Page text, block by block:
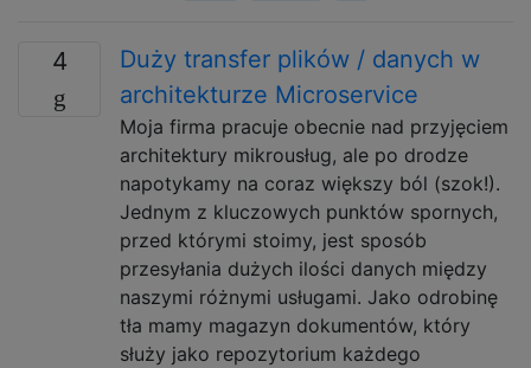
4
Duży transfer plików / danych w
architekturze Microservice
Moja firma pracuje obecnie nad przyjęciem
architektury mikrousług, ale po drodze
napotykamy na coraz większy ból (szok!).
Jednym z kluczowych punktów spornych,
przed którymi stoimy, jest sposób
przesyłania dużych ilości danych między
naszymi różnymi usługami. Jako odrobinę
tła mamy magazyn dokumentów, który
służy jako repozytorium każdego